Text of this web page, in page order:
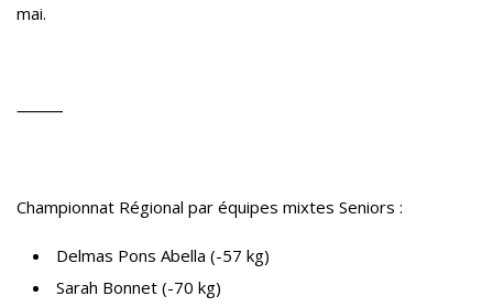
mai.
⸻
Championnat Régional par équipes mixtes Seniors :
Delmas Pons Abella (-57 kg)
Sarah Bonnet (-70 kg)